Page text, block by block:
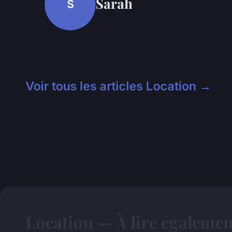
S
Voir tous les articles Location →